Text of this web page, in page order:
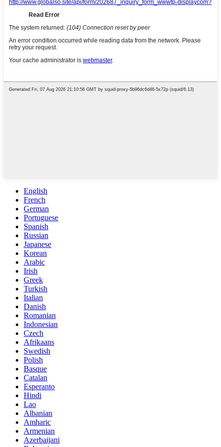
English
French
German
Portuguese
Spanish
Russian
Japanese
Korean
Arabic
Irish
Greek
Turkish
Italian
Danish
Romanian
Indonesian
Czech
Afrikaans
Swedish
Polish
Basque
Catalan
Esperanto
Hindi
Lao
Albanian
Amharic
Armenian
Azerbaijani